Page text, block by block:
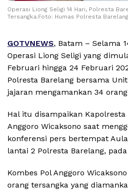
Operasi Liong Seligi 14 Hari, Polresta
Tersangka.Foto: Humas Polresta
GOTVNEWS, Batam – Selama
Operasi Liong Seligi yang
Februari hingga 24 Februari
Polresta Barelang bersama
jajaran mengamankan 34
Hal itu disampaikan Kapolresta
Anggoro Wicaksono saat
konferensi pers bertempat
lantai 2 Polresta Barelang,
Kombes Pol Anggoro
orang tersangka yang